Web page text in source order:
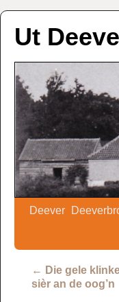
Ut
Deever
← Die gele
sièr an de oog’n